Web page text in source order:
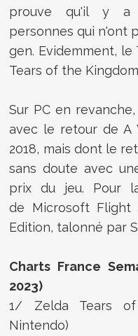
prouve qu'il y a
personnes qui n'ont
gen. Evidemment,
Tears of the
Sur PC en
avec le retour de A
2018, mais dont le
sans doute avec
prix du jeu. Pour
de Microsoft Flight
Edition, talonné par
Charts France
2023)
1/ Zelda Tears
Nintendo)